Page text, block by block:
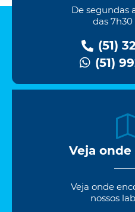
De segundas
das 7h30
(51)
(51)
Veja
Veja onde
nossos